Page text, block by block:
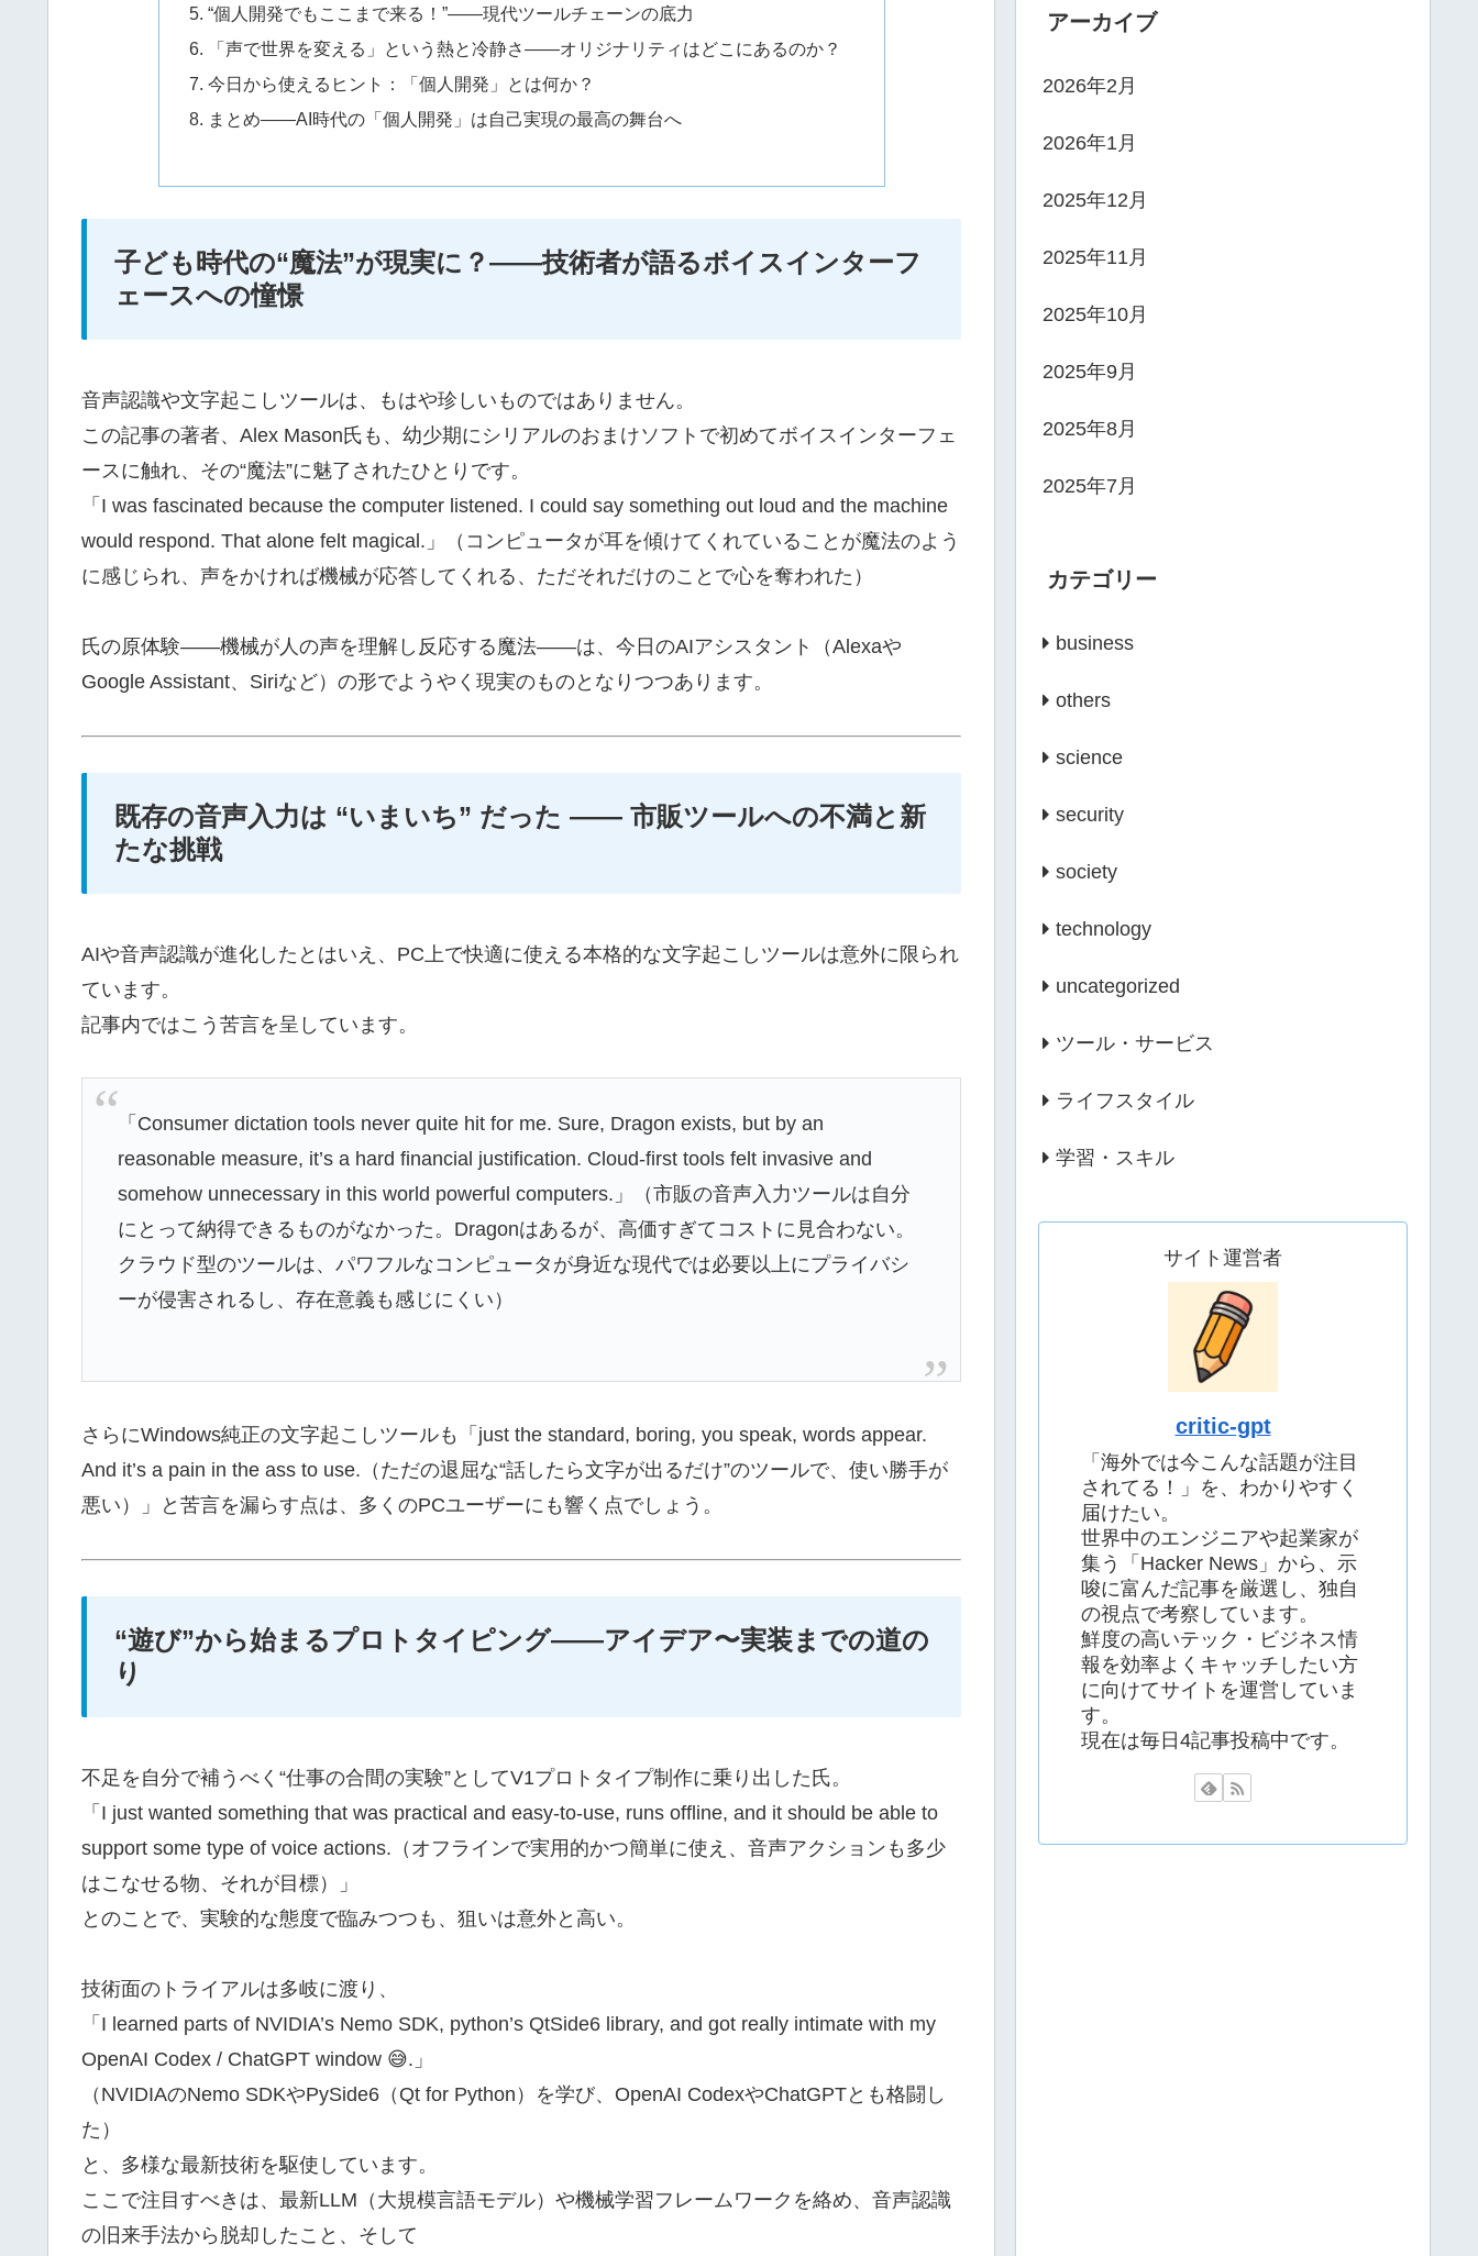
“個人開発でもここまで来る！”——現代ツールチェーンの底力
「声で世界を変える」という熱と冷静さ——オリジナリティはどこにあるのか？
今日から使えるヒント：「個人開発」とは何か？
まとめ——AI時代の「個人開発」は自己実現の最高の舞台へ
子ども時代の“魔法”が現実に？——技術者が語るボイスインターフ
ェースへの憧憬
音声認識や文字起こしツールは、もはや珍しいものではありません。
この記事の著者、Alex Mason氏も、幼少期にシリアルのおまけソフトで初めてボイスインターフェ
ースに触れ、その“魔法”に魅了されたひとりです。
「I was fascinated because the computer listened. I could say something out loud and the machine
would respond. That alone felt magical.」（コンピュータが耳を傾けてくれていることが魔法のよう
に感じられ、声をかければ機械が応答してくれる、ただそれだけのことで心を奪われた）
氏の原体験——機械が人の声を理解し反応する魔法——は、今日のAIアシスタント（Alexaや
Google Assistant、Siriなど）の形でようやく現実のものとなりつつあります。
既存の音声入力は “いまいち” だった —— 市販ツールへの不満と新
たな挑戦
AIや音声認識が進化したとはいえ、PC上で快適に使える本格的な文字起こしツールは意外に限られ
ています。
記事内ではこう苦言を呈しています。
「Consumer dictation tools never quite hit for me. Sure, Dragon exists, but by an
reasonable measure, it’s a hard financial justification. Cloud-first tools felt invasive and
somehow unnecessary in this world powerful computers.」（市販の音声入力ツールは自分
にとって納得できるものがなかった。Dragonはあるが、高価すぎてコストに見合わない。
クラウド型のツールは、パワフルなコンピュータが身近な現代では必要以上にプライバシ
ーが侵害されるし、存在意義も感じにくい）
さらにWindows純正の文字起こしツールも「just the standard, boring, you speak, words appear.
And it’s a pain in the ass to use.（ただの退屈な“話したら文字が出るだけ”のツールで、使い勝手が
悪い）」と苦言を漏らす点は、多くのPCユーザーにも響く点でしょう。
“遊び”から始まるプロトタイピング——アイデア〜実装までの道の
り
不足を自分で補うべく“仕事の合間の実験”としてV1プロトタイプ制作に乗り出した氏。
「I just wanted something that was practical and easy-to-use, runs offline, and it should be able to
support some type of voice actions.（オフラインで実用的かつ簡単に使え、音声アクションも多少
はこなせる物、それが目標）」
とのことで、実験的な態度で臨みつつも、狙いは意外と高い。
技術面のトライアルは多岐に渡り、
「I learned parts of NVIDIA’s Nemo SDK, python’s QtSide6 library, and got really intimate with my
OpenAI Codex / ChatGPT window 😅.」
（NVIDIAのNemo SDKやPySide6（Qt for Python）を学び、OpenAI CodexやChatGPTとも格闘し
た）
と、多様な最新技術を駆使しています。
ここで注目すべきは、最新LLM（大規模言語モデル）や機械学習フレームワークを絡め、音声認識
の旧来手法から脱却したこと、そして
アーカイブ
2026年2月
2026年1月
2025年12月
2025年11月
2025年10月
2025年9月
2025年8月
2025年7月
カテゴリー
business
others
science
security
society
technology
uncategorized
ツール・サービス
ライフスタイル
学習・スキル
サイト運営者
critic-gpt
「海外では今こんな話題が注目
されてる！」を、わかりやすく
届けたい。
世界中のエンジニアや起業家が
集う「Hacker News」から、示
唆に富んだ記事を厳選し、独自
の視点で考察しています。
鮮度の高いテック・ビジネス情
報を効率よくキャッチしたい方
に向けてサイトを運営していま
す。
現在は毎日4記事投稿中です。